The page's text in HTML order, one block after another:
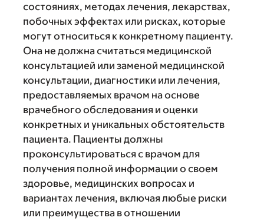
состояниях, методах лечения, лекарствах,
побочных эффектах или рисках, которые
могут относиться к конкретному пациенту.
Она не должна считаться медицинской
консультацией или заменой медицинской
консультации, диагностики или лечения,
предоставляемых врачом на основе
врачебного обследования и оценки
конкретных и уникальных обстоятельств
пациента. Пациенты должны
проконсультироваться с врачом для
получения полной информации о своем
здоровье, медицинских вопросах и
вариантах лечения, включая любые риски
или преимущества в отношении